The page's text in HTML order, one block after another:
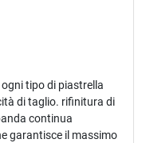
tipo di piastrella
di taglio. rifinitura di
continua
garantisce il massimo